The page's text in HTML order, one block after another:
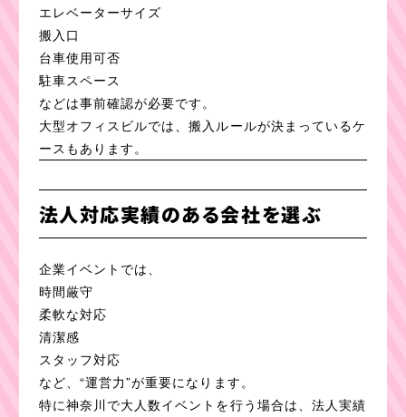
エレベーターサイズ
搬入口
台車使用可否
駐車スペース
などは事前確認が必要です。
大型オフィスビルでは、搬入ルールが決まっているケ
ースもあります。
法人対応実績のある会社を選ぶ
企業イベントでは、
時間厳守
柔軟な対応
清潔感
スタッフ対応
など、“運営力”が重要になります。
特に神奈川で大人数イベントを行う場合は、法人実績